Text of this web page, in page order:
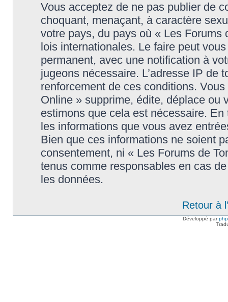
Vous acceptez de ne pas publier de
choquant, menaçant, à caractère
votre pays, du pays où « Les
lois internationales. Le faire peut
permanent, avec une notification à
jugeons nécessaire. L’adresse IP de
renforcement de ces conditions.
Online » supprime, édite, déplace ou
estimons que cela est nécessaire.
les informations que vous avez
Bien que ces informations ne soient
consentement, ni « Les Forums de
tenus comme responsables en cas
les données.
Retour à
Développé par